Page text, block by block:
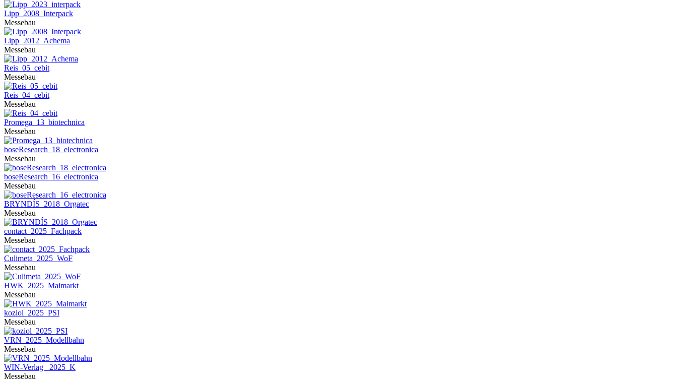
Lipp_2008_Interpack
Messebau
Lipp_2012_Achema
Messebau
Reis_05_cebit
Messebau
Reis_04_cebit
Messebau
Promega_13_biotechnica
Messebau
boseResearch_18_electronica
Messebau
boseResearch_16_electronica
Messebau
BRYNDÍS_2018_Orgatec
Messebau
contact_2025_Fachpack
Messebau
Culimeta_2025_WoF
Messebau
HWK_2025_Maimarkt
Messebau
koziol_2025_PSI
Messebau
VRN_2025_Modellbahn
Messebau
WIN-Verlag _2025_K
Messebau